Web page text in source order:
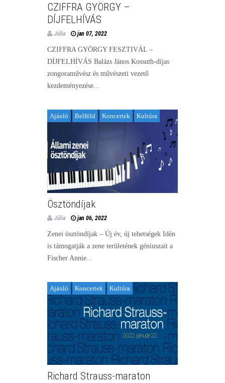
CZIFFRA GYÖRGY –
DÍJFELHÍVÁS
Júlia jan 07, 2022
CZIFFRA GYÖRGY FESZTIVÁL –
DÍJFELHÍVÁS Balázs János Kossuth-díjas
zongoraművész és művészeti vezető
kezdeményezése...
Ajánló Belföld Koncertek Kultúra
Ösztöndíjak
Júlia jan 06, 2022
Zenei ösztöndíjak – Új év, új tehetségek Idén
is támogatják a zene területének géniuszait a
Fischer Annie...
Ajánló Koncertek Kultúra
Richard Strauss-maraton